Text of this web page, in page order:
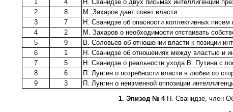
1
4 Н. Сванидзе о двух письмах интеллигенции
2
8 М. Захаров дает совет власти
3
7 Н. Сванидзе об опасности коллективных писем
4
2 М. Захаров о необходимости отстаивать
5
9 В. Соловьев об отношении власти к позиции
6
1 Н. Сванидзе об отношениях между властью и
7
5 Н. Сванидзе о реальности ухода В. Путина с
8
6 П. Лунгин о потребности власти в любви со
9
3 П. Лунгин о неизменной оппозиции
1. Эпизод № 4 Н. Сванидзе, член